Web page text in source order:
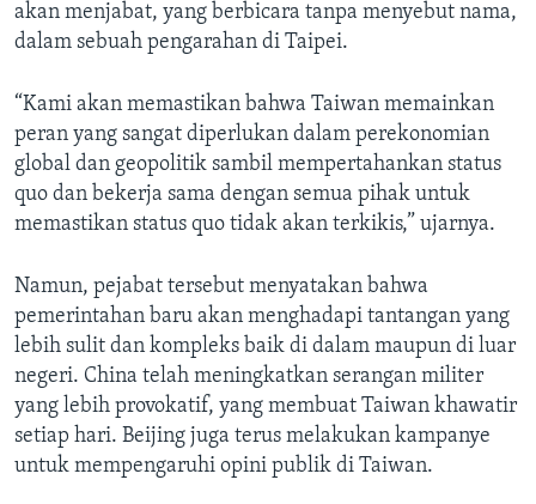
akan menjabat, yang berbicara tanpa menyebut nama,
dalam sebuah pengarahan di Taipei.
“Kami akan memastikan bahwa Taiwan memainkan
peran yang sangat diperlukan dalam perekonomian
global dan geopolitik sambil mempertahankan status
quo dan bekerja sama dengan semua pihak untuk
memastikan status quo tidak akan terkikis,” ujarnya.
Namun, pejabat tersebut menyatakan bahwa
pemerintahan baru akan menghadapi tantangan yang
lebih sulit dan kompleks baik di dalam maupun di luar
negeri. China telah meningkatkan serangan militer
yang lebih provokatif, yang membuat Taiwan khawatir
setiap hari. Beijing juga terus melakukan kampanye
untuk mempengaruhi opini publik di Taiwan.